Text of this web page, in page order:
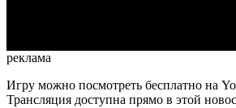
реклама
Игру можно посмотреть бесплатно на
Трансляция доступна прямо в этой